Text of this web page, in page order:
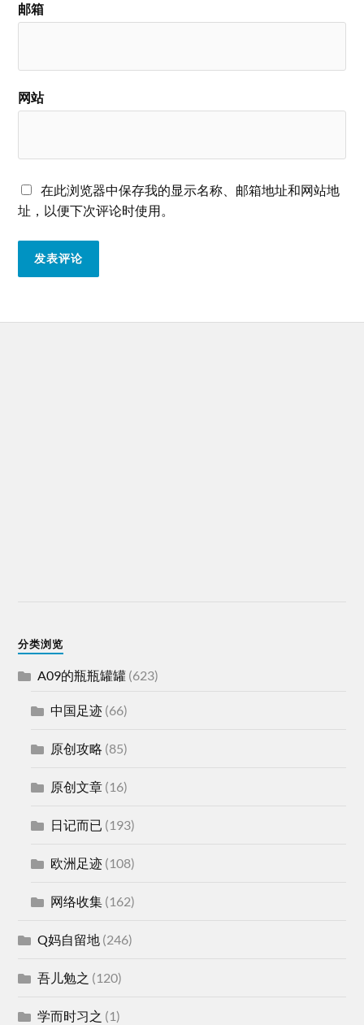
邮箱
网站
在此浏览器中保存我的显示名称、邮箱地址和网站地
址，以便下次评论时使用。
分类浏览
A09的瓶瓶罐罐 (623)
中国足迹 (66)
原创攻略 (85)
原创文章 (16)
日记而已 (193)
欧洲足迹 (108)
网络收集 (162)
Q妈自留地 (246)
吾儿勉之 (120)
学而时习之 (1)